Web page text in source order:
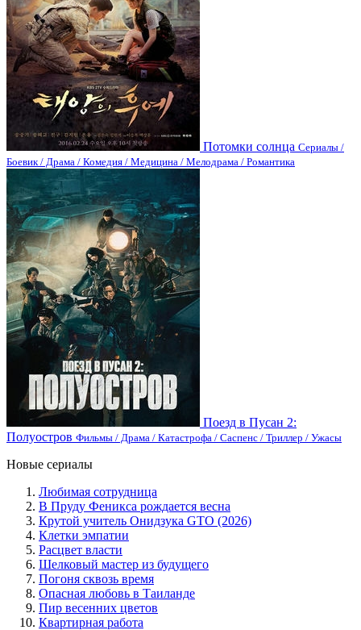
Потомки солнца Сериалы /
Боевик / Драма / Комедия / Медицина / Мелодрама / Романтика
Поезд в Пусан 2:
Полуостров Фильмы / Драма / Катастрофа / Саспенс / Триллер / Ужасы
Новые сериалы
Любимая сотрудница
В Пруду Феникса рождается весна
Крутой учитель Онидзука GTO (2026)
Клетки эмпатии
Расцвет власти
Шелковый мастер из будущего
Погоня сквозь время
Опасная любовь в Таиланде
Пир весенних цветов
Квартирная работа